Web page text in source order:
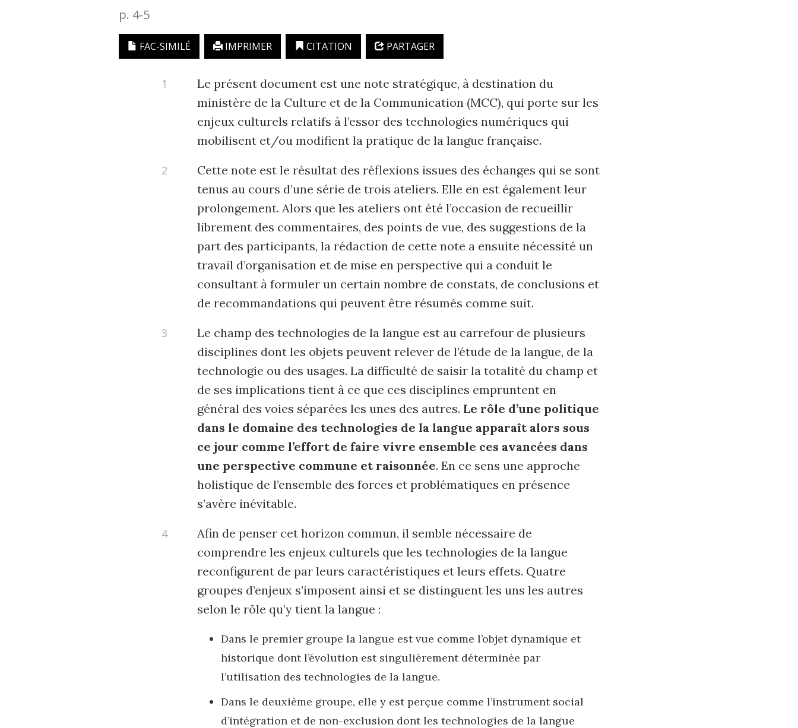
p. 4-5
FAC-SIMILÉ IMPRIMER CITATION PARTAGER
Le présent document est une note stratégique, à destination du
ministère de la Culture et de la Communication (MCC), qui porte sur les
enjeux culturels relatifs à l’essor des technologies numériques qui
mobilisent et/ou modifient la pratique de la langue française.
Cette note est le résultat des réflexions issues des échanges qui se sont
tenus au cours d’une série de trois ateliers. Elle en est également leur
prolongement. Alors que les ateliers ont été l’occasion de recueillir
librement des commentaires, des points de vue, des suggestions de la
part des participants, la rédaction de cette note a ensuite nécessité un
travail d’organisation et de mise en perspective qui a conduit le
consultant à formuler un certain nombre de constats, de conclusions et
de recommandations qui peuvent être résumés comme suit.
Le champ des technologies de la langue est au carrefour de plusieurs
disciplines dont les objets peuvent relever de l’étude de la langue, de la
technologie ou des usages. La difficulté de saisir la totalité du champ et
de ses implications tient à ce que ces disciplines empruntent en
général des voies séparées les unes des autres. Le rôle d’une politique
dans le domaine des technologies de la langue apparaît alors sous
ce jour comme l’effort de faire vivre ensemble ces avancées dans
une perspective commune et raisonnée. En ce sens une approche
holistique de l’ensemble des forces et problématiques en présence
s’avère inévitable.
Afin de penser cet horizon commun, il semble nécessaire de
comprendre les enjeux culturels que les technologies de la langue
reconfigurent de par leurs caractéristiques et leurs effets. Quatre
groupes d’enjeux s’imposent ainsi et se distinguent les uns les autres
selon le rôle qu’y tient la langue :
Dans le premier groupe la langue est vue comme l’objet dynamique et
historique dont l’évolution est singulièrement déterminée par
l’utilisation des technologies de la langue.
Dans le deuxième groupe, elle y est perçue comme l’instrument social
d’intégration et de non-exclusion dont les technologies de la langue